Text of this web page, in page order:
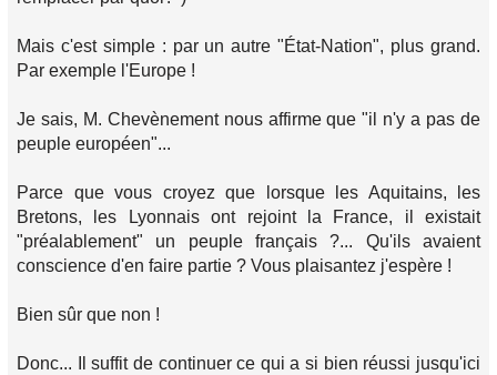
Mais c'est simple : par un autre "État-Nation", plus grand.
Par exemple l'Europe !
Je sais, M. Chevènement nous affirme que "il n'y a pas de
peuple européen"...
Parce que vous croyez que lorsque les Aquitains, les
Bretons, les Lyonnais ont rejoint la France, il existait
"préalablement" un peuple français ?... Qu'ils avaient
conscience d'en faire partie ? Vous plaisantez j'espère !
Bien sûr que non !
Donc... Il suffit de continuer ce qui a si bien réussi jusqu'ici